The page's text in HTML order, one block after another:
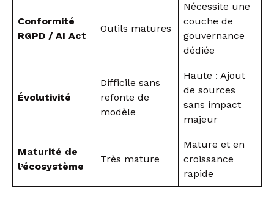
Conformité
RGPD / AI Act
Outils matures
Nécessite une
couche de
gouvernance
dédiée
Évolutivité
Difficile sans
refonte de
modèle
Haute : Ajout
de sources
sans impact
majeur
Maturité de
l’écosystème
Très mature
Mature et en
croissance
rapide